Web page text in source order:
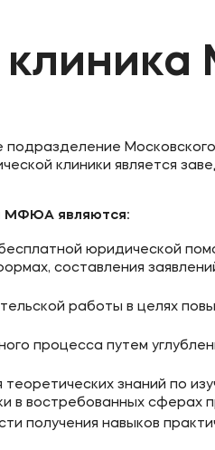
подразделение
клиники является
МФЮА являются:
юридической
составления
работы в целях
процесса путем
знаний по
в востребованных сферах
получения навыков